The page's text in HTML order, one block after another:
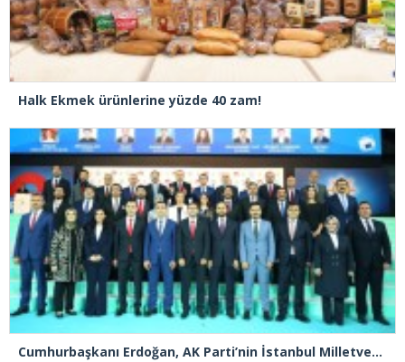
Halk Ekmek ürünlerine yüzde 40 zam!
Cumhurbaşkanı Erdoğan, AK Parti’nin İstanbul Milletvekili Adaylarını da tanıttı